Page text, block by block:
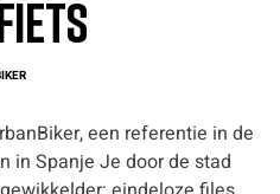
een referentie in de
in Spanje Je door de stad